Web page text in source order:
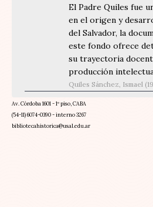
El Padre Quiles fue
en el origen y
del Salvador, la
este fondo ofrece
su trayectoria
producción
Quiles Sánchez, Ismael
Av. Córdoba 1601 - 1º piso, CABA
(54-11) 6074-0390 - interno 3267
bibliotecahistorica@usal.edu.ar